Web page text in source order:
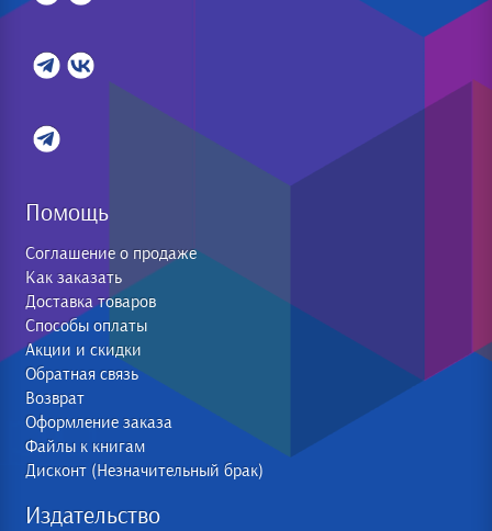
Помощь
Соглашение о продаже
Как заказать
Доставка товаров
Способы оплаты
Акции и скидки
Обратная связь
Возврат
Оформление заказа
Файлы к книгам
Дисконт (Незначительный брак)
Издательство